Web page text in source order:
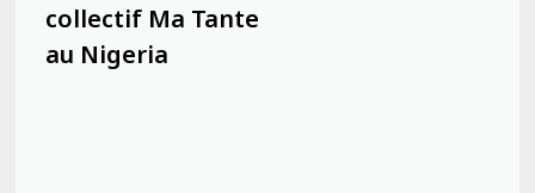
collectif Ma Tante
au Nigeria